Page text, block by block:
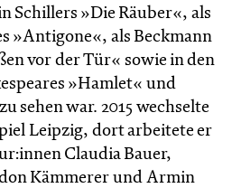
Schillers »Die Räuber«, als
»Antigone«, als Beckmann
vor der Tür« sowie in den
»Hamlet« und
sehen war. 2015 wechselte
Leipzig, dort arbeitete er
Claudia Bauer,
Kämmerer und Armin